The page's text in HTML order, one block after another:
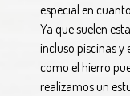
especial en
Ya que suelen
incluso piscinas y
como el hierro
realizamos un